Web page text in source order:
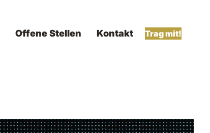
Offene Stellen Kontakt Trag mit!